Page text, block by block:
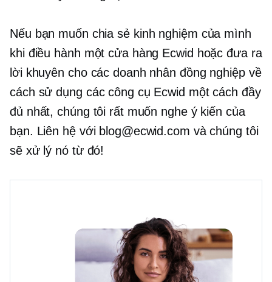
Nếu bạn muốn chia sẻ kinh nghiệm của mình
khi điều hành một cửa hàng Ecwid hoặc đưa ra
lời khuyên cho các doanh nhân đồng nghiệp về
cách sử dụng các công cụ Ecwid một cách đầy
đủ nhất, chúng tôi rất muốn nghe ý kiến ​​của
bạn. Liên hệ với blog@ecwid.com và chúng tôi
sẽ xử lý nó từ đó!